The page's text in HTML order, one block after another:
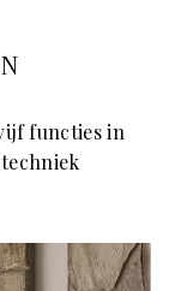
functies in